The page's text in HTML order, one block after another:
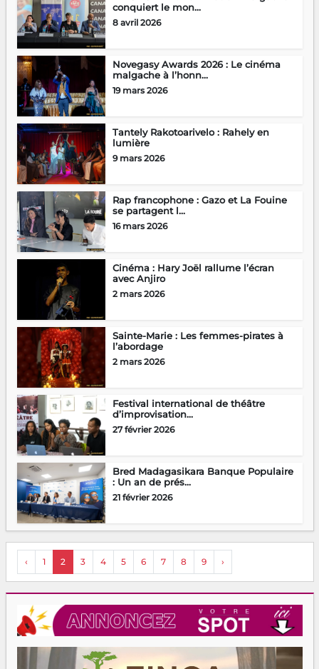
conquiert le mon...
8 avril 2026
Novegasy Awards 2026 : Le cinéma
malgache à l’honn...
19 mars 2026
Tantely Rakotoarivelo : Rahely en
lumière
9 mars 2026
Rap francophone : Gazo et La Fouine
se partagent l...
16 mars 2026
Cinéma : Hary Joël rallume l’écran
avec Anjiro
2 mars 2026
Sainte-Marie : Les femmes-pirates à
l’abordage
2 mars 2026
Festival international de théâtre
d’improvisation...
27 février 2026
Bred Madagasikara Banque Populaire
: Un an de prés...
21 février 2026
‹ 1 2 3 4 5 6 7 8 9 ›